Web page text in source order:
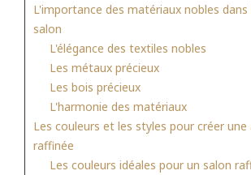
L'importance des matériaux nobles
salon
L'élégance des textiles nobles
Les métaux précieux
Les bois précieux
L'harmonie des matériaux
Les couleurs et les styles pour créer une
raffinée
Les couleurs idéales pour un salon